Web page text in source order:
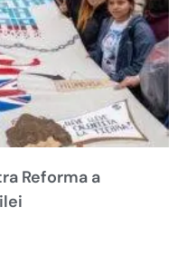
Reforma a